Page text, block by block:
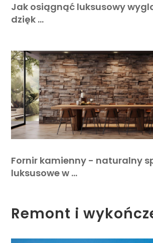
Jak osiągnąć luksusowy
dzięk …
Fornir kamienny - naturalny
luksusowe w …
Remont i